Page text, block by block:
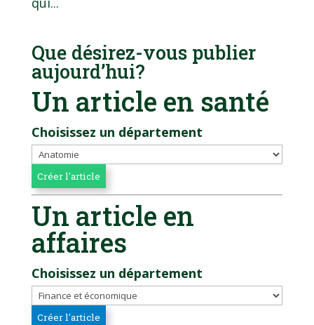
Que désirez-vous publier
aujourd’hui?
Un article en santé
Choisissez un département
Un article en
affaires
Choisissez un département